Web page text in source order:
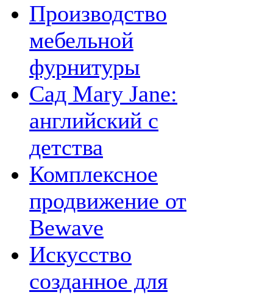
Производство
мебельной
фурнитуры
Сад Mary Jane:
английский с
детства
Комплексное
продвижение от
Bewave
Искусство
созданное для